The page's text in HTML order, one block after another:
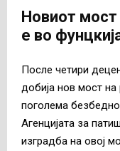
Новиот
е во
После четири
добија нов мост
поголема
Агенцијата за
изградба на овој